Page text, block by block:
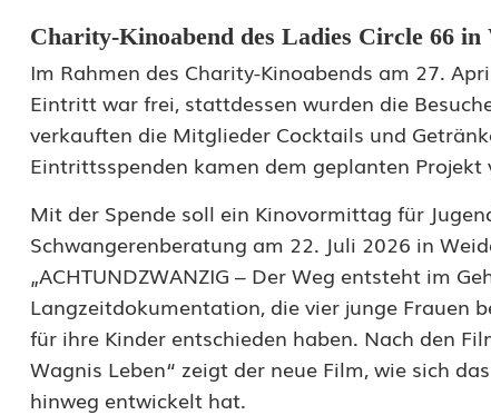
i
e
s
C
i
r
c
l
e
Charity-Kinoabend des Ladies Circle 66 in
Im Rahmen des Charity-Kinoabends am 27.
Eintritt war frei, stattdessen wurden die
verkauften die Mitglieder Cocktails und
Eintrittsspenden kamen dem geplanten Projekt
Mit der Spende soll ein Kinovormittag für
Schwangerenberatung am 22. Juli 2026 in
„ACHTUNDZWANZIG – Der Weg entsteht im
Langzeitdokumentation, die vier junge Frauen
für ihre Kinder entschieden haben. Nach den
Wagnis Leben“ zeigt der neue Film, wie sich
hinweg entwickelt hat.